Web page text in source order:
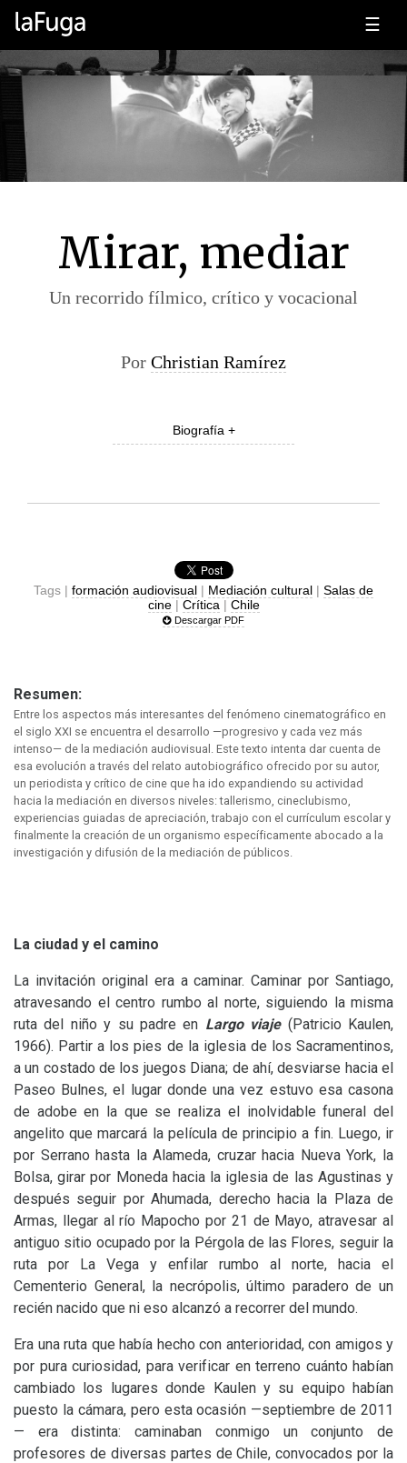
☰
Mirar, mediar
Un recorrido fílmico, crítico y vocacional
Por Christian Ramírez
Biografía +
Tags | formación audiovisual | Mediación cultural | Salas de
cine| Crítica | Chile
Descargar PDF
Resumen:
Entre los aspectos más interesantes del fenómeno cinematográfico en
el siglo XXI se encuentra el desarrollo —progresivo y cada vez más
intenso— de la mediación audiovisual. Este texto intenta dar cuenta de
esa evolución a través del relato autobiográfico ofrecido por su autor,
un periodista y crítico de cine que ha ido expandiendo su actividad
hacia la mediación en diversos niveles: tallerismo, cineclubismo,
experiencias guiadas de apreciación, trabajo con el currículum escolar y
finalmente la creación de un organismo específicamente abocado a la
investigación y difusión de la mediación de públicos.
La ciudad y el camino
La invitación original era a caminar. Caminar por Santiago,
atravesando el centro rumbo al norte, siguiendo la misma
ruta del niño y su padre en Largo viaje(Patricio Kaulen,
1966). Partir a los pies de la iglesia de los Sacramentinos,
a un costado de los juegos Diana; de ahí, desviarse hacia el
Paseo Bulnes, el lugar donde una vez estuvo esa casona
de adobe en la que se realiza el inolvidable funeral del
angelito que marcará la película de principio a fin. Luego, ir
por Serrano hasta la Alameda, cruzar hacia Nueva York, la
Bolsa, girar por Moneda hacia la iglesia de las Agustinas y
después seguir por Ahumada, derecho hacia la Plaza de
Armas, llegar al río Mapocho por 21 de Mayo, atravesar al
antiguo sitio ocupado por la Pérgola de las Flores, seguir la
ruta por La Vega y enfilar rumbo al norte, hacia el
Cementerio General, la necrópolis, último paradero de un
recién nacido que ni eso alcanzó a recorrer del mundo.
Era una ruta que había hecho con anterioridad, con amigos y
por pura curiosidad, para verificar en terreno cuánto habían
cambiado los lugares donde Kaulen y su equipo habían
puesto la cámara, pero esta ocasión —septiembre de 2011
— era distinta: caminaban conmigo un conjunto de
profesores de diversas partes de Chile, convocados por la